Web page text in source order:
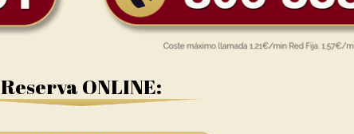
Reserva ONLINE: